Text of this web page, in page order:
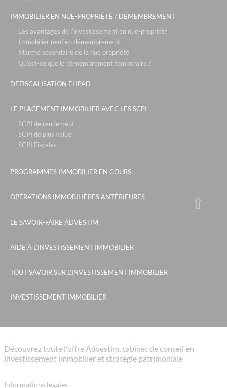
IMMOBILIER EN NUE-PROPRIÉTÉ / DÉMEMBREMENT
Les avantages de l’investissement en nue-propriété
Immobilier neuf en démembrement
Marché secondaire de la nue propriété
Qu’est-ce que le démembrement temporaire ?
DEFISCALISATION EHPAD
LE PLACEMENT IMMOBILIER AVEC LES SCPI
SCPI de rendement
SCPI de plus value
SCPI Fiscales
PROGRAMMES IMMOBILIER EN COURS
OPÉRATIONS IMMOBILIÈRES ANTÉRIEURES
LE SAVOIR-FAIRE ADVESTIM
AIDE À L’INVESTISSEMENT IMMOBILIER
TOUT SAVOIR SUR L’INVESTISSEMENT IMMOBILIER
INVESTISSEMENT IMMOBILIER
Découvrez toute l'offre Advestim, cabinet de conseil en
investissement immobilier et stratégie patrimoniale
Informations légales